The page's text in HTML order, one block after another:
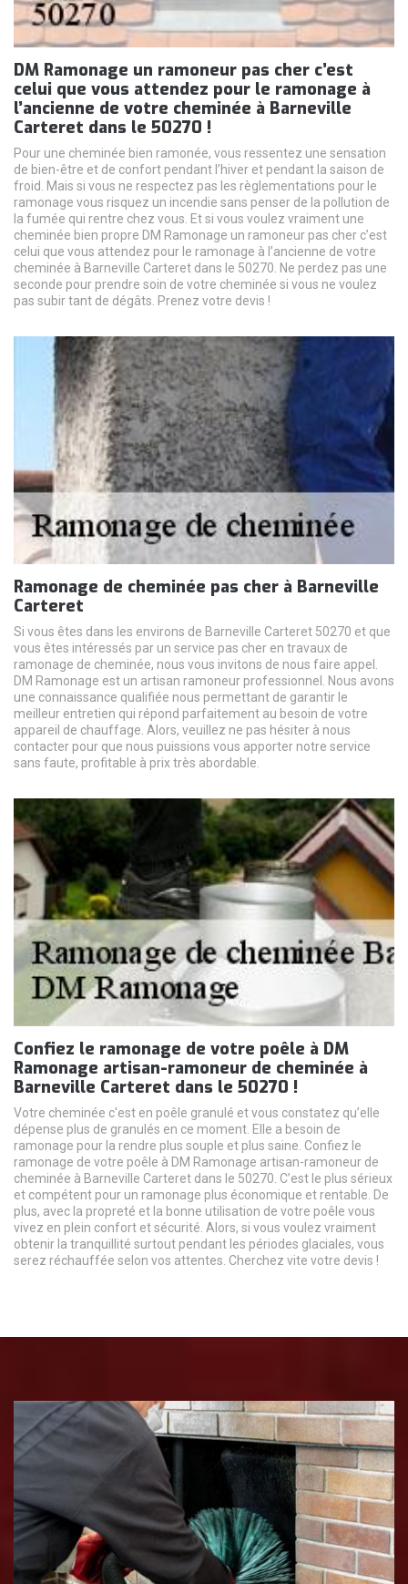
DM Ramonage un ramoneur pas cher c’est
celui que vous attendez pour le ramonage à
l’ancienne de votre cheminée à Barneville
Carteret dans le 50270 !
Pour une cheminée bien ramonée, vous ressentez une sensation
de bien-être et de confort pendant l’hiver et pendant la saison de
froid. Mais si vous ne respectez pas les règlementations pour le
ramonage vous risquez un incendie sans penser de la pollution de
la fumée qui rentre chez vous. Et si vous voulez vraiment une
cheminée bien propre DM Ramonage un ramoneur pas cher c’est
celui que vous attendez pour le ramonage à l’ancienne de votre
cheminée à Barneville Carteret dans le 50270. Ne perdez pas une
seconde pour prendre soin de votre cheminée si vous ne voulez
pas subir tant de dégâts. Prenez votre devis !
Ramonage de cheminée pas cher à Barneville
Carteret
Si vous êtes dans les environs de Barneville Carteret 50270 et que
vous êtes intéressés par un service pas cher en travaux de
ramonage de cheminée, nous vous invitons de nous faire appel.
DM Ramonage est un artisan ramoneur professionnel. Nous avons
une connaissance qualifiée nous permettant de garantir le
meilleur entretien qui répond parfaitement au besoin de votre
appareil de chauffage. Alors, veuillez ne pas hésiter à nous
contacter pour que nous puissions vous apporter notre service
sans faute, profitable à prix très abordable.
Confiez le ramonage de votre poêle à DM
Ramonage artisan-ramoneur de cheminée à
Barneville Carteret dans le 50270 !
Votre cheminée c'est en poêle granulé et vous constatez qu’elle
dépense plus de granulés en ce moment. Elle a besoin de
ramonage pour la rendre plus souple et plus saine. Confiez le
ramonage de votre poêle à DM Ramonage artisan-ramoneur de
cheminée à Barneville Carteret dans le 50270. C’est le plus sérieux
et compétent pour un ramonage plus économique et rentable. De
plus, avec la propreté et la bonne utilisation de votre poêle vous
vivez en plein confort et sécurité. Alors, si vous voulez vraiment
obtenir la tranquillité surtout pendant les périodes glaciales, vous
serez réchauffée selon vos attentes. Cherchez vite votre devis !